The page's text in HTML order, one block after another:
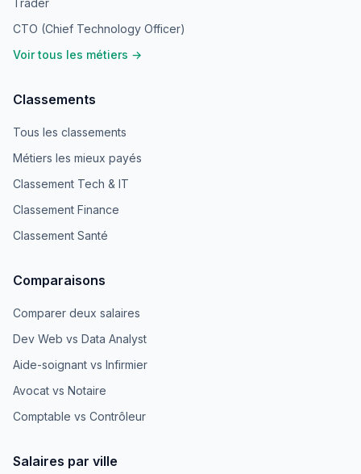
Trader
CTO (Chief Technology Officer)
Voir tous les métiers →
Classements
Tous les classements
Métiers les mieux payés
Classement Tech & IT
Classement Finance
Classement Santé
Comparaisons
Comparer deux salaires
Dev Web vs Data Analyst
Aide-soignant vs Infirmier
Avocat vs Notaire
Comptable vs Contrôleur
Salaires par ville